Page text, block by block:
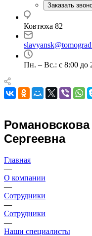
Заказать
Ковтюха 82
Пн. – Вс.: с 8:00 до
Романовскова
Сергеевна
Главная
—
О компании
—
Сотрудники
—
Сотрудники
—
Наши специалисты